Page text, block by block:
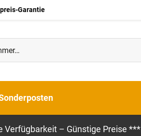
Garantie
– Günstige Preise ***